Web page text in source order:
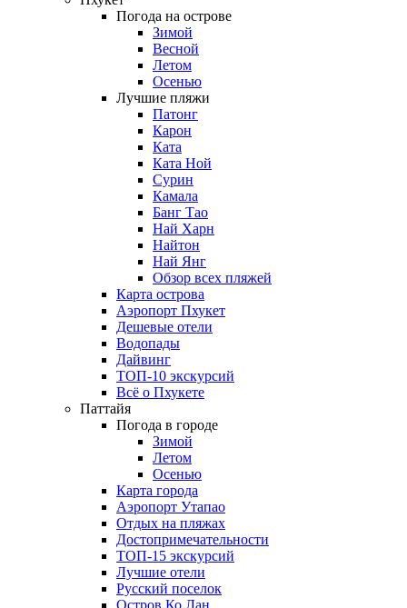
Погода на острове
Зимой
Весной
Летом
Осенью
Лучшие пляжи
Патонг
Карон
Ката
Ката Ной
Сурин
Камала
Банг Тао
Най Харн
Найтон
Най Янг
Обзор всех пляжей
Карта острова
Аэропорт Пхукет
Дешевые отели
Водопады
Дайвинг
ТОП-10 экскурсий
Всё о Пхукете
Паттайя
Погода в городе
Зимой
Летом
Осенью
Карта города
Аэропорт Утапао
Отдых на пляжах
Достопримечательности
ТОП-15 экскурсий
Лучшие отели
Русский поселок
Остров Ко Лан